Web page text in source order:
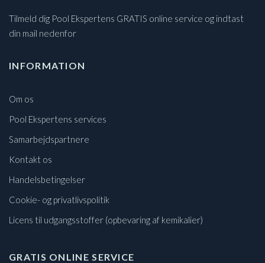
Tilmeld dig Pool Ekspertens GRATIS online service og indtast
din mail nedenfor
INFORMATION
Om os
Pool Ekspertens services
Samarbejdspartnere
Kontakt os
Handelsbetingelser
Cookie- og privatlivspolitik
Licens til udgangsstoffer (opbevaring af kemikalier)
GRATIS ONLINE SERVICE